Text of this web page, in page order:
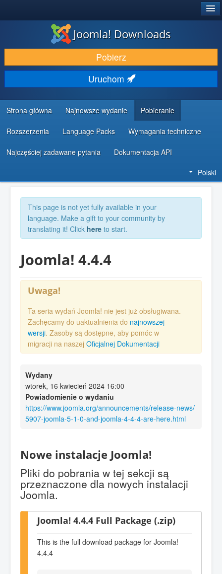
DODATKI I ROZSZERZENIA
ODKRYJ & POZNAJ
SPOŁECZNOŚĆ & WSPARCIE
ZASOBY DLA PROGRAMISTÓW
Joomla! Downloads
Pobierz
Uruchom
Strona główna Najnowsze wydanie Pobieranie
Rozszerzenia Language Packs Wymagania techniczne
Najczęściej zadawane pytania Dokumentacja API
Polski
This page is not yet fully available in your
language. Make a gift to your community by
translating it! Click here to start.
Joomla! 4.4.4
Uwaga!
Ta seria wydań Joomla! nie jest już obsługiwana.
Zachęcamy do uaktualnienia do najnowszej
wersji. Zasoby są dostępne, aby pomóc w
migracji na naszej Oficjalnej Dokumentacji
Wydany
wtorek, 16 kwiecień 2024 16:00
Powiadomienie o wydaniu
https://www.joomla.org/announcements/release-news/
5907-joomla-5-1-0-and-joomla-4-4-4-are-here.html
Nowe instalacje Joomla!
Pliki do pobrania w tej sekcji są
przeznaczone dla nowych instalacji
Joomla.
Joomla! 4.4.4 Full Package (.zip)
This is the full download package for Joomla!
4.4.4